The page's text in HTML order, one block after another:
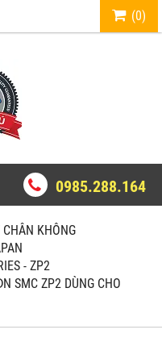
(0)
0985.288.164
CHÂN KHÔNG
- ZP2
SMC ZP2 DÙNG CHO